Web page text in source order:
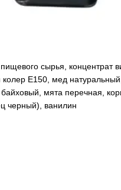
сырья, концентрат
Е150, мед
мята перечная,
черный), ванилин